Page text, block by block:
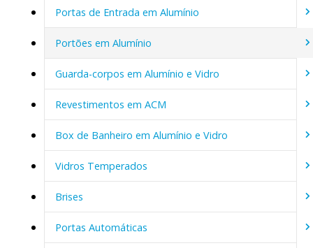
Portas de Entrada em Alumínio
Portões em Alumínio
Guarda-corpos em Alumínio e Vidro
Revestimentos em ACM
Box de Banheiro em Alumínio e Vidro
Vidros Temperados
Brises
Portas Automáticas